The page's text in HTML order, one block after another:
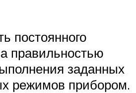
постоянного
правильностью
заданных
режимов прибором.